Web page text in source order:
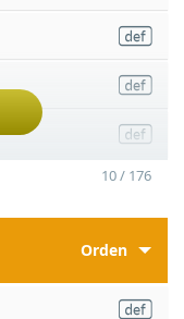
10 / 176
Orden